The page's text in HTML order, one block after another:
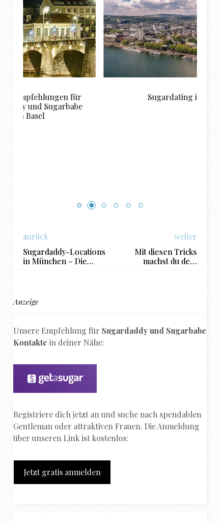
Sugardating in Koblenz
zurück
Sugardaddy-Locations
in München – Die
weiter
Mit diesen Tricks
machst du dein
Anzeige
Unsere Empfehlung für Sugardaddy und Sugarbabe
Kontakte in deiner Nähe:
Registriere dich jetzt an und suche nach spendablen
Gentleman oder attraktiven Frauen. Die Anmeldung
über unseren Link ist kostenlos:
Jetzt gratis anmelden